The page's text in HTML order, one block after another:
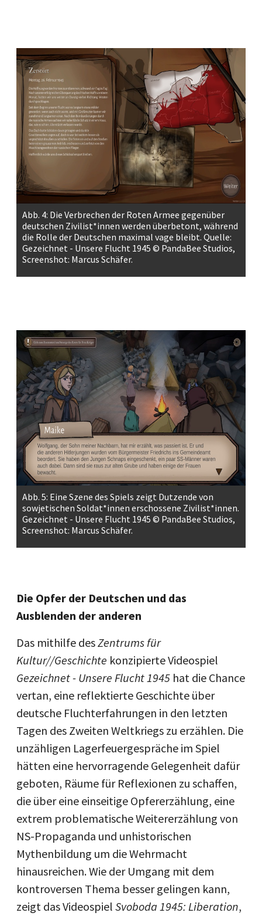
Abb. 4: Die Verbrechen der Roten Armee gegenüber
deutschen Zivilist*innen werden überbetont, während
die Rolle der Deutschen maximal vage bleibt. Quelle:
Gezeichnet - Unsere Flucht 1945 © PandaBee Studios,
Screenshot: Marcus Schäfer.
Abb. 5: Eine Szene des Spiels zeigt Dutzende von
sowjetischen Soldat*innen erschossene Zivilist*innen.
Gezeichnet - Unsere Flucht 1945 © PandaBee Studios,
Screenshot: Marcus Schäfer.
Die Opfer der Deutschen und das
Ausblenden der anderen
Das mithilfe desZentrums für
Kultur//Geschichte konzipierte Videospiel
Gezeichnet- Unsere Flucht 1945 hat die Chance
vertan, eine reflektierte Geschichte über
deutsche Fluchterfahrungen in den letzten
Tagen des Zweiten Weltkriegs zu erzählen. Die
unzähligen Lagerfeuergespräche im Spiel
hätten eine hervorragende Gelegenheit dafür
geboten, Räume für Reflexionen zu schaffen,
die über eine einseitige Opfererzählung, eine
extrem problematische Weitererzählung von
NS-Propaganda und unhistorischen
Mythenbildung um die Wehrmacht
hinausreichen. Wie der Umgang mit dem
kontroversen Thema besser gelingen kann,
zeigt das Videospiel Svoboda 1945: Liberation,